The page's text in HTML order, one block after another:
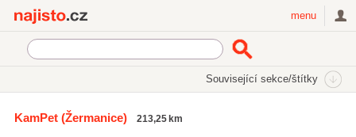
menu
Související sekce/štítky
KamPet(Žermanice) 213,25 km